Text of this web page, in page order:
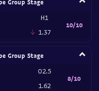
Group Stage
H1
1.37
10/10
Group Stage
O2.5
1.62
8/10